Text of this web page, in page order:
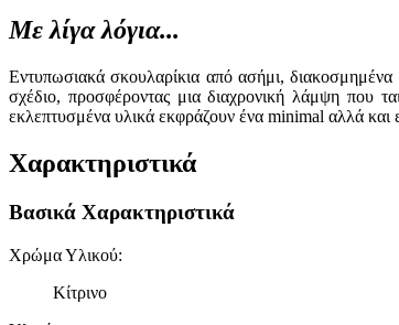
Με λίγα λόγια...
Εντυπωσιακά σκουλαρίκια από ασήμι, διακοσμημένα
σχέδιο, προσφέροντας μια διαχρονική λάμψη που
εκλεπτυσμένα υλικά εκφράζουν ένα minimal αλλά
Χαρακτηριστικά
Βασικά Χαρακτηριστικά
Χρώμα Υλικού:
Κίτρινο